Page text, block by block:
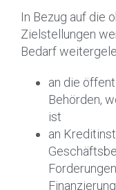
In Bezug auf die
Zielstellungen
Bedarf
an die
Behörden,
ist
an